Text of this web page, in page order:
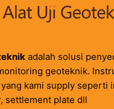
adalah solusi
geoteknik.
kami supply seperti
settlement plate dll